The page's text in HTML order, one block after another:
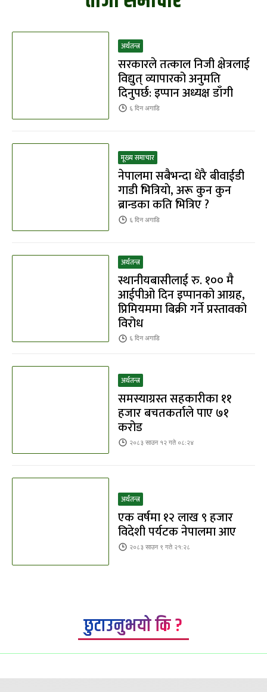
अर्थतन्त्र
सरकारले तत्काल निजी क्षेत्रलाई
विद्युत् व्यापारको अनुमति
दिनुपर्छ: इप्पान अध्यक्ष डाँगी
६ दिनअगाडि
मूख्य समाचार
नेपालमा सबैभन्दा धेरै बीवाईडी
गाडी भित्रियाे, अरू कुन कुन
ब्रान्डका कति भित्रिए ?
६ दिनअगाडि
अर्थतन्त्र
स्थानीयबासीलाई रु. १०० मै
आईपीओ दिन इप्पानको आग्रह,
प्रिमियममा बिक्री गर्ने प्रस्तावको
विरोध
६ दिनअगाडि
अर्थतन्त्र
समस्याग्रस्त सहकारीका ११
हजार बचतकर्ताले पाए ७१
करोड
२०८३ साउन १२ गते ०८:२४
अर्थतन्त्र
एक वर्षमा १२ लाख ९ हजार
विदेशी पर्यटक नेपालमा आए
२०८३ साउन ९ गते २१:२८
छुटाउनुभयो कि ?